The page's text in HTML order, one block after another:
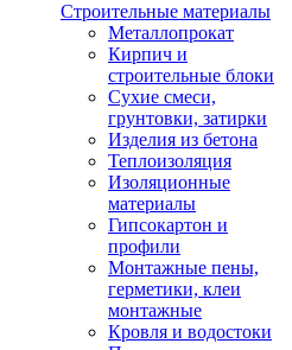
Строительные материалы
Металлопрокат
Кирпич и
строительные блоки
Сухие смеси,
грунтовки, затирки
Изделия из бетона
Теплоизоляция
Изоляционные
материалы
Гипсокартон и
профили
Монтажные пены,
герметики, клеи
монтажные
Кровля и водостоки